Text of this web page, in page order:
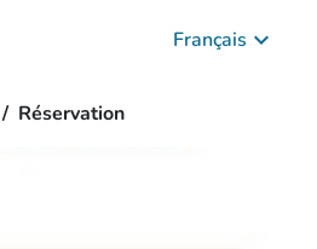
Français keyboard_arrow_down
Réservation